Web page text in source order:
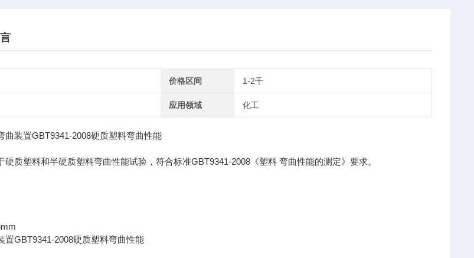
价格区间 1-2千
应用领域 化工
曲装置GBT9341-2008硬质塑料弯曲性能
硬质塑料和半硬质塑料弯曲性能试验，符合标准GBT9341-2008 《塑料 弯曲性能的测定》要求。
置GBT9341-2008硬质塑料弯曲性能